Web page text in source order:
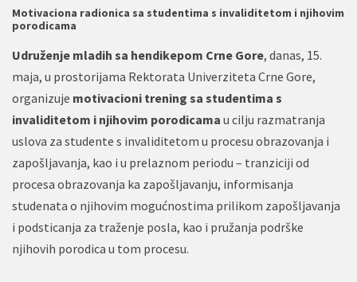
Motivaciona radionica sa studentima s invaliditetom i njihovim
porodicama
Udruženje mladih sa hendikepom Crne Gore, danas, 15.
maja, u prostorijama Rektorata Univerziteta Crne Gore,
organizuje motivacioni trening sa studentima s
invaliditetom i njihovim porodicama u cilju razmatranja
uslova za studente s invaliditetom u procesu obrazovanja i
zapošljavanja, kao i u prelaznom periodu – tranziciji od
procesa obrazovanja ka zapošljavanju, informisanja
studenata o njihovim mogućnostima prilikom zapošljavanja
i podsticanja za traženje posla, kao i pružanja podrške
njihovih porodica u tom procesu.